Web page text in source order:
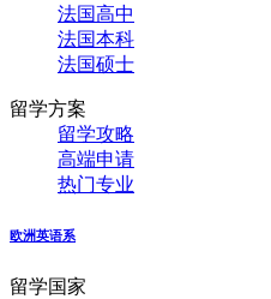
法国高中
法国本科
法国硕士
留学方案
留学攻略
高端申请
热门专业
欧洲英语系
留学国家